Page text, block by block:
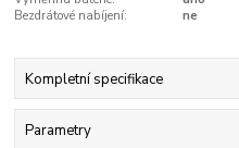
Bezdrátové nabíjení:
ne
Kompletní specifikace
Parametry